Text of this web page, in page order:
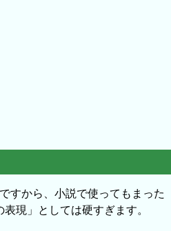
すから、小説で使ってもまった
現」としては硬すぎます。